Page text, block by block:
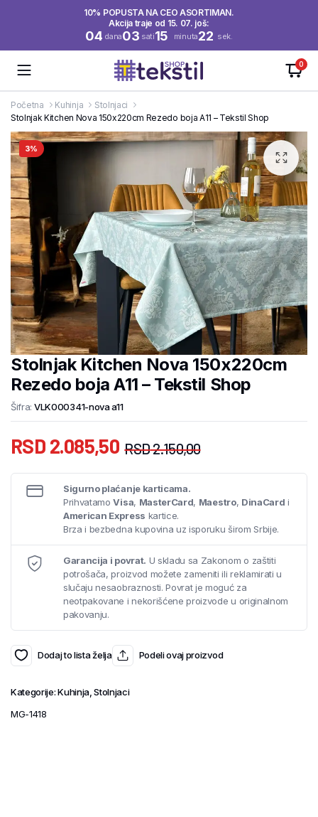
10% POPUSTA NA CEO ASORTIMAN.
Akcija traje od 15. 07. još:
04 dana03 sati15 minuta22 sek.
0
Početna Kuhinja
Stolnjaci
Stolnjak Kitchen Nova 150x220cm Rezedo boja A11 – Tekstil Shop
3%
Stolnjak Kitchen Nova 150x220cm
Rezedo boja A11 – Tekstil Shop
Šifra: VLK000341-nova a11
RSD2.150,00
RSD 2.085,50
Sigurno plaćanje karticama.
PrihvatamoVisa, MasterCard, Maestro, DinaCard i
American Express kartice.
Brza i bezbedna kupovina uz isporuku širom Srbije.
Garancija i povrat. U skladu sa Zakonom o zaštiti
potrošača, proizvod možete zameniti ili reklamirati u
slučaju nesaobraznosti. Povrat je moguć za
neotpakovane i nekorišćene proizvode u originalnom
pakovanju.
Dodaj to lista želja Podeli ovaj proizvod
Kategorije:Kuhinja,Stolnjaci
MG-1418